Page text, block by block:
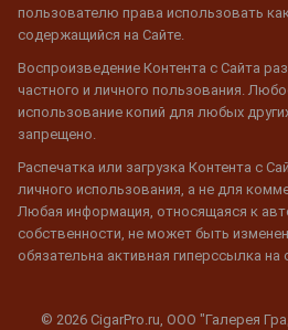
пользователю права использовать
содержащийся на Сайте.
Воспроизведение Контента с Сайта
частного и личного пользования.
использование копий для любых
запрещено.
Распечатка или загрузка Контента с
личного использования, а не для
Любая информация, относящаяся к
собственности, не может быть
обязательна активная гиперссылка на
© 2026 CigarPro.ru, ООО "Галерея